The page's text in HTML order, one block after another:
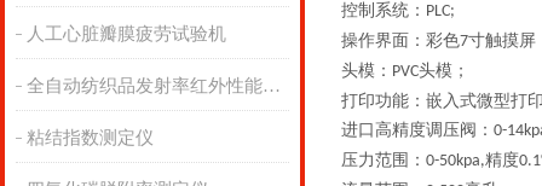
人工心脏瓣膜疲劳试验机
全自动纺织品发射率红外性能分析
粘结指数测定仪
控制系统： PLC;
操作界面：彩色7寸触摸屏
头模： PVC头模；
打印功能：嵌入式微型打
进口高精度调压阀： 0-
压力范围： 0-50kpa,精度